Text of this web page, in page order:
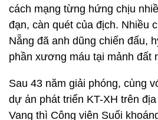
cách mạng từng hứng chịu
đạn, càn quét của địch. Nhiều
Nẵng đã anh dũng chiến đấu,
phần xương máu tại mảnh đất
Sau 43 năm giải phóng, cùng
dự án phát triển KT-XH trên
Vang thì Công viên Suối